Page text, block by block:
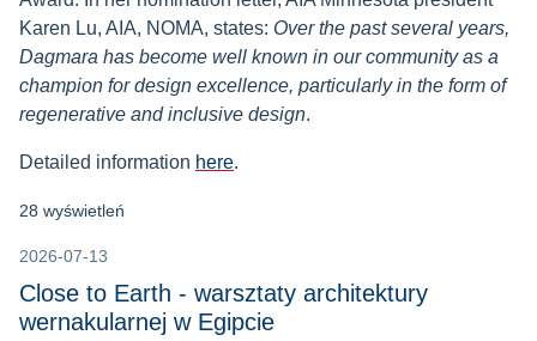
Karen Lu, AIA, NOMA, states: Over the past several years,
Dagmara has become well known in our community as a
champion for design excellence, particularly in the form of
regenerative and inclusive design.
Detailed information here.
28 wyświetleń
2026-07-13
Close to Earth - warsztaty architektury
wernakularnej w Egipcie